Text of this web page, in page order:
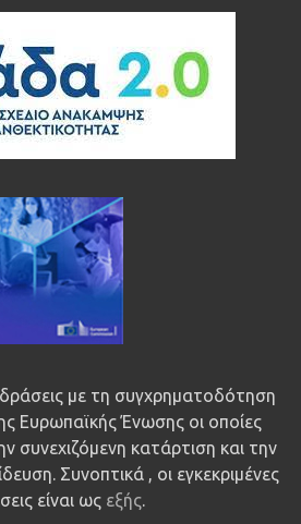
με τη συγχρηματοδότηση
Ευρωπαϊκής Ένωσης οι οποίες
συνεχιζόμενη κατάρτιση και την
Συνοπτικά , οι εγκεκριμένες
είναι ως εξής.